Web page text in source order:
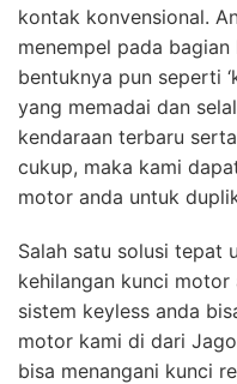
kontak konvensional.
menempel pada
bentuknya pun seperti
yang memadai dan
kendaraan terbaru
cukup, maka kami
motor anda untuk
Salah satu solusi tepat
kehilangan kunci
sistem keyless anda
motor kami di dari
bisa menangani kunci